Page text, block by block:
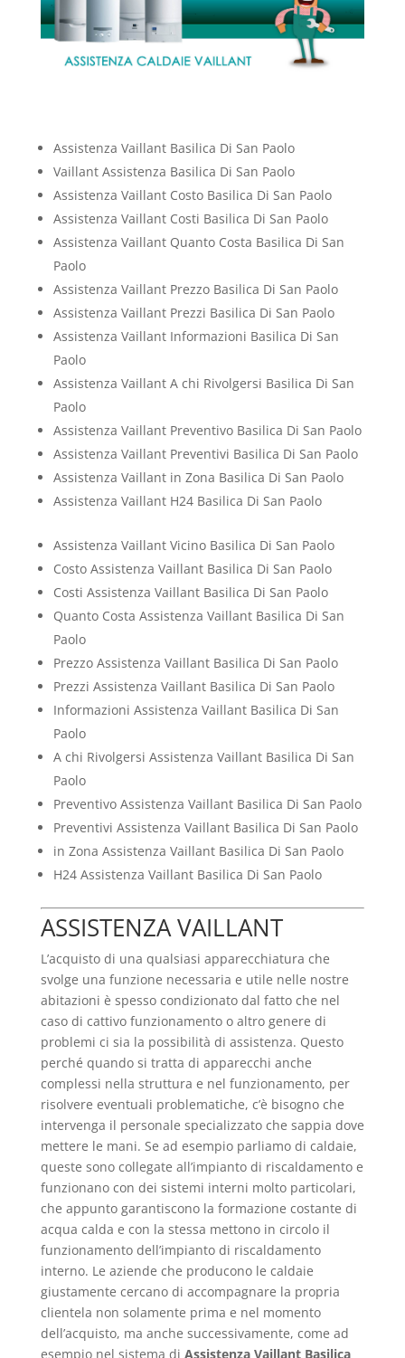
Assistenza Vaillant Basilica Di San Paolo
Vaillant Assistenza Basilica Di San Paolo
Assistenza Vaillant Costo Basilica Di San Paolo
Assistenza Vaillant Costi Basilica Di San Paolo
Assistenza Vaillant Quanto Costa Basilica Di San
Paolo
Assistenza Vaillant Prezzo Basilica Di San Paolo
Assistenza Vaillant Prezzi Basilica Di San Paolo
Assistenza Vaillant Informazioni Basilica Di San
Paolo
Assistenza Vaillant A chi Rivolgersi Basilica Di San
Paolo
Assistenza Vaillant Preventivo Basilica Di San Paolo
Assistenza Vaillant Preventivi Basilica Di San Paolo
Assistenza Vaillant in Zona Basilica Di San Paolo
Assistenza Vaillant H24 Basilica Di San Paolo
Assistenza Vaillant Vicino Basilica Di San Paolo
Costo Assistenza Vaillant Basilica Di San Paolo
Costi Assistenza Vaillant Basilica Di San Paolo
Quanto Costa Assistenza Vaillant Basilica Di San
Paolo
Prezzo Assistenza Vaillant Basilica Di San Paolo
Prezzi Assistenza Vaillant Basilica Di San Paolo
Informazioni Assistenza Vaillant Basilica Di San
Paolo
A chi Rivolgersi Assistenza Vaillant Basilica Di San
Paolo
Preventivo Assistenza Vaillant Basilica Di San Paolo
Preventivi Assistenza Vaillant Basilica Di San Paolo
in Zona Assistenza Vaillant Basilica Di San Paolo
H24 Assistenza Vaillant Basilica Di San Paolo
ASSISTENZA VAILLANT
L’acquisto di una qualsiasi apparecchiatura che
svolge una funzione necessaria e utile nelle nostre
abitazioni è spesso condizionato dal fatto che nel
caso di cattivo funzionamento o altro genere di
problemi ci sia la possibilità di assistenza. Questo
perché quando si tratta di apparecchi anche
complessi nella struttura e nel funzionamento, per
risolvere eventuali problematiche, c’è bisogno che
intervenga il personale specializzato che sappia dove
mettere le mani. Se ad esempio parliamo di caldaie,
queste sono collegate all’impianto di riscaldamento e
funzionano con dei sistemi interni molto particolari,
che appunto garantiscono la formazione costante di
acqua calda e con la stessa mettono in circolo il
funzionamento dell’impianto di riscaldamento
interno. Le aziende che producono le caldaie
giustamente cercano di accompagnare la propria
clientela non solamente prima e nel momento
dell’acquisto, ma anche successivamente, come ad
esempio nel sistema di Assistenza Vaillant Basilica